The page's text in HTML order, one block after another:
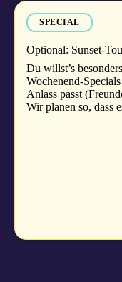
SPECIAL
Optional: Sunset-
Du willst’s
Wochenend-
Anlass passt
Wir planen so, dass